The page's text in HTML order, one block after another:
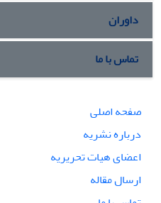
داوران
تماس با ما
صفحه اصلی
درباره نشریه
اعضای هیات تحریریه
ارسال مقاله